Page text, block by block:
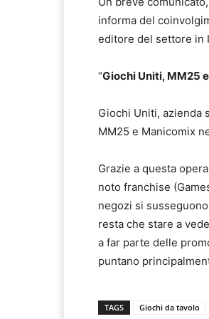
informa del
editore del settore in
“Giochi Uniti, MM25
Giochi Uniti, azienda
MM25 e Manicomix
Grazie a questa
noto franchise
negozi si
resta che stare a
a far parte delle
puntano
TAGS Giochi da tavolo